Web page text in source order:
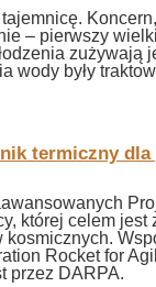
– pierwszy
zużywają
wody były
termiczny
której celem
Rocket for
przez DARPA.